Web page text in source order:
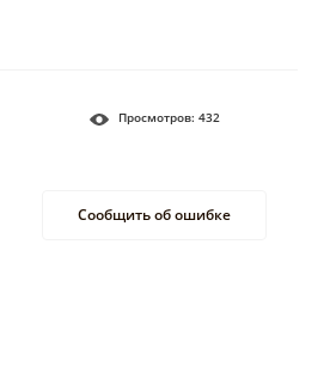
Просмотров: 432
Сообщить об ошибке